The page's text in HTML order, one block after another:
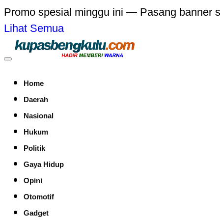
Promo spesial minggu ini — Pasang banner
Lihat Semua
Home
Daerah
Nasional
Hukum
Politik
Gaya Hidup
Opini
Otomotif
Gadget